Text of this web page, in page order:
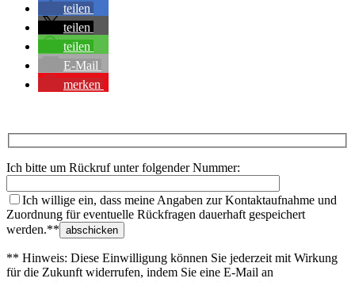
teilen
teilen
teilen
E-Mail
merken
Ich bitte um Rückruf unter folgender Nummer:
Ich willige ein, dass meine Angaben zur Kontaktaufnahme und
Zuordnung für eventuelle Rückfragen dauerhaft gespeichert
werden.**
** Hinweis: Diese Einwilligung können Sie jederzeit mit Wirkung
für die Zukunft widerrufen, indem Sie eine E-Mail an